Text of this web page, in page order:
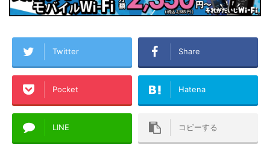
Twitter Share
Pocket Hatena
LINE コピーする